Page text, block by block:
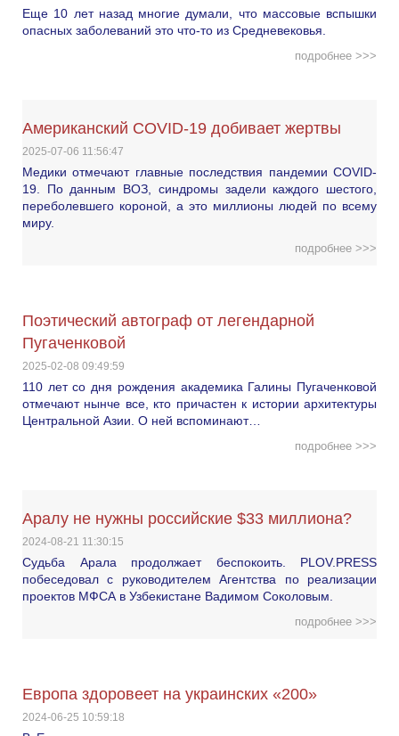
Еще 10 лет назад многие думали, что массовые вспышки
опасных заболеваний это что-то из Средневековья.
подробнее >>>
Американский COVID-19 добивает жертвы
2025-07-06 11:56:47
Медики отмечают главные последствия пандемии COVID-
19. По данным ВОЗ, синдромы задели каждого шестого,
переболевшего короной, а это миллионы людей по всему
миру.
подробнее >>>
Поэтический автограф от легендарной
Пугаченковой
2025-02-08 09:49:59
110 лет со дня рождения академика Галины Пугаченковой
отмечают нынче все, кто причастен к истории архитектуры
Центральной Азии. О ней вспоминают…
подробнее >>>
Аралу не нужны российские $33 миллиона?
2024-08-21 11:30:15
Судьба Арала продолжает беспокоить. PLOV.PRESS
побеседовал с руководителем Агентства по реализации
проектов МФСА в Узбекистане Вадимом Соколовым.
подробнее >>>
Европа здоровеет на украинских «200»
2024-06-25 10:59:18